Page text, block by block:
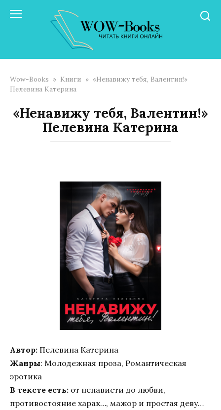
Wow-Books » Книги » «Ненавижу тебя, Валентин!»
Пелевина Катерина
«Ненавижу тебя, Валентин!»
Пелевина Катерина
Автор: Пелевина Катерина
Жанры: Молодежная проза, Романтическая
эротика
В тексте есть: от ненависти до любви,
противостояние харак…, мажор и простая деву…